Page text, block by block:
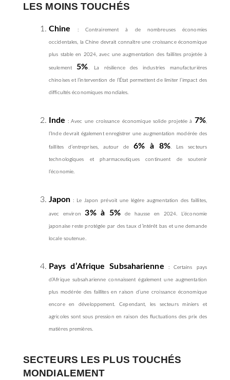
LES MOINS TOUCHÉS
Chine : Contrairement à de nombreuses économies
occidentales, la Chine devrait connaître une croissance économique
plus stable en 2024, avec une augmentation des faillites projetée à
seulement 5% . La résilience des industries manufacturières
chinoises et l’intervention de l’État permettent de limiter l’impact des
difficultés économiques mondiales.
Inde : Avec une croissance économique solide projetée à 7%,
l’Inde devrait également enregistrer une augmentation modérée des
faillites d’entreprises, autour de6% à 8% . Les secteurs
technologiques et pharmaceutiques continuent de soutenir
l’économie.
Japon : Le Japon prévoit une légère augmentation des faillites,
avec environ3% à 5% de hausse en 2024. L’économie
japonaise reste protégée par des taux d’intérêt bas et une demande
locale soutenue.
Pays d’Afrique Subsaharienne : Certains pays
d’Afrique subsaharienne connaissent également une augmentation
plus modérée des faillites en raison d’une croissance économique
encore en développement. Cependant, les secteurs miniers et
agricoles sont sous pression en raison des fluctuations des prix des
matières premières.
SECTEURS LES PLUS TOUCHÉS
MONDIALEMENT